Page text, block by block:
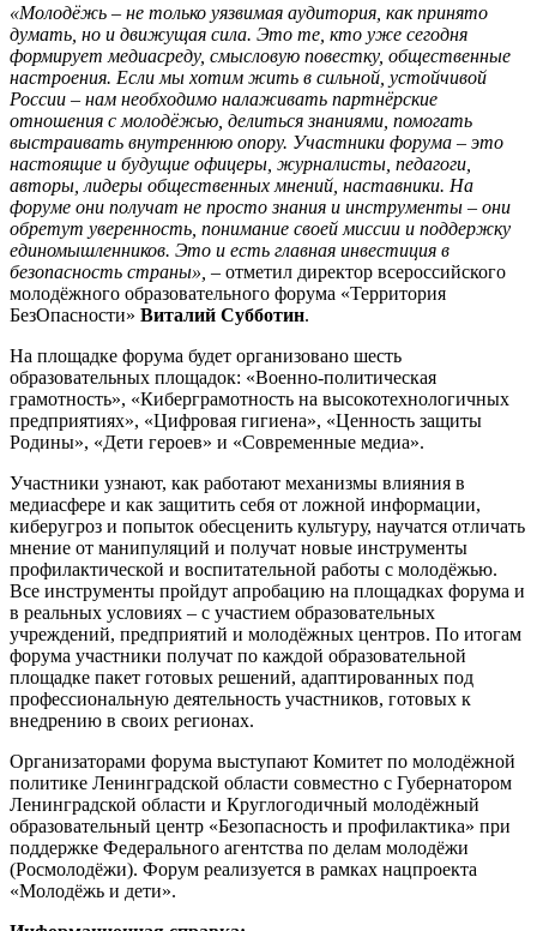
«Молодёжь – не только уязвимая аудитория, как принято
думать, но и движущая сила. Это те, кто уже сегодня
формирует медиасреду, смысловую повестку, общественные
настроения. Если мы хотим жить в сильной, устойчивой
России – нам необходимо налаживать партнёрские
отношения с молодёжью, делиться знаниями, помогать
выстраивать внутреннюю опору. Участники форума – это
настоящие и будущие офицеры, журналисты, педагоги,
авторы, лидеры общественных мнений, наставники. На
форуме они получат не просто знания и инструменты – они
обретут уверенность, понимание своей миссии и поддержку
единомышленников. Это и есть главная инвестиция в
безопасность страны», – отметил директор всероссийского
молодёжного образовательного форума «Территория
БезОпасности» Виталий Субботин.
На площадке форума будет организовано шесть
образовательных площадок: «Военно-политическая
грамотность», «Киберграмотность на высокотехнологичных
предприятиях», «Цифровая гигиена», «Ценность защиты
Родины», «Дети героев» и «Современные медиа».
Участники узнают, как работают механизмы влияния в
медиасфере и как защитить себя от ложной информации,
киберугроз и попыток обесценить культуру, научатся отличать
мнение от манипуляций и получат новые инструменты
профилактической и воспитательной работы с молодёжью.
Все инструменты пройдут апробацию на площадках форума и
в реальных условиях – с участием образовательных
учреждений, предприятий и молодёжных центров. По итогам
форума участники получат по каждой образовательной
площадке пакет готовых решений, адаптированных под
профессиональную деятельность участников, готовых к
внедрению в своих регионах.
Организаторами форума выступают Комитет по молодёжной
политике Ленинградской области совместно с Губернатором
Ленинградской области и Круглогодичный молодёжный
образовательный центр «Безопасность и профилактика» при
поддержке Федерального агентства по делам молодёжи
(Росмолодёжи). Форум реализуется в рамках нацпроекта
«Молодёжь и дети».